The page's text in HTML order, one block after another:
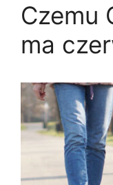
Czemu
ma